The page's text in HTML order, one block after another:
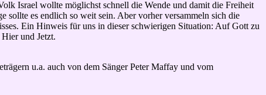
Israel wollte möglichst schnell die Wende und damit die Freiheit
sollte es endlich so weit sein. Aber vorher versammeln sich die
Ein Hinweis für uns in dieser schwierigen Situation: Auf Gott zu
und Jetzt.
u.a. auch von dem Sänger Peter Maffay und vom